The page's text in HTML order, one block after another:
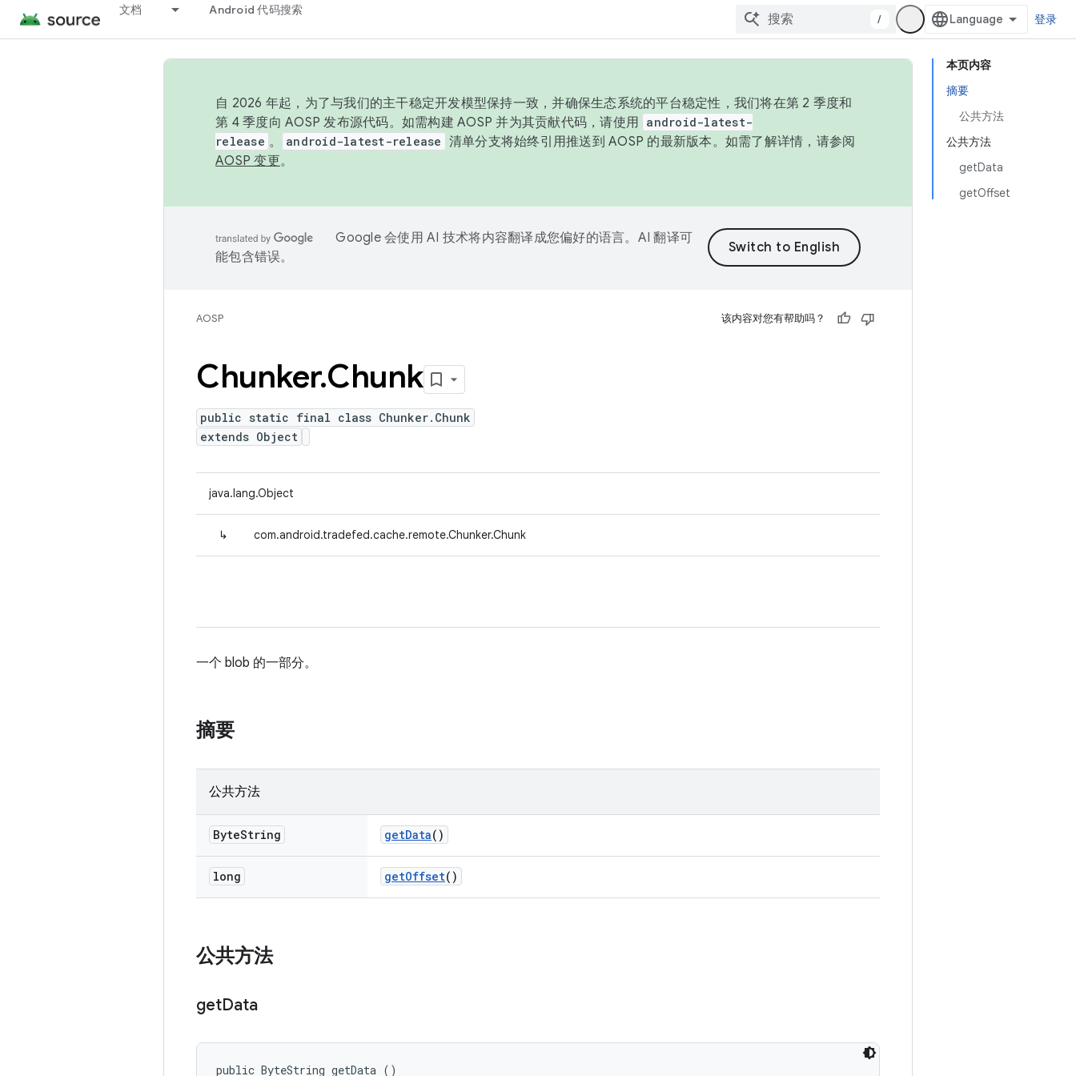
文档 Android 代码搜索
/ 登录
本页内容
摘要
公共方法
公共方法
getData
getOffset
自 2026 年起，为了与我们的主干稳定开发模型保持一致，并确保生态系统的平台稳定性，我们将在第 2 季度和
第 4 季度向 AOSP 发布源代码。如需构建 AOSP 并为其贡献代码，请使用 android-latest-
release 。 android-latest-release 清单分支将始终引用推送到 AOSP 的最新版本。如需了解详情，请参阅
AOSP 变更。
Google 会使用 AI 技术将内容翻译成您偏好的语言。AI 翻译可
能包含错误。
AOSP 该内容对您有帮助吗？
Chunker.Chunk
public static final class Chunker.Chunk
extends Object
java.lang.Object
↳ com.android.tradefed.cache.remote.Chunker.Chunk
一个 blob 的一部分。
摘要
公共方法
ByteString getData()
long getOffset()
公共方法
getData
public ByteString getData ()